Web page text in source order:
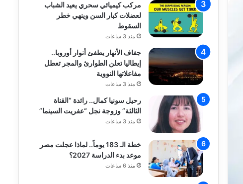
مركب كيميائي سحري يعيد الشباب
لعضلات كبار السن وينهي خطر
السقوط
منذ 3 ساعات
جفاف الأنهار يطفئ أنوار أوروبا..
إيطاليا تعلن الطوارئ والمجر تعطل
مفاعلاتها النووية
منذ 3 ساعات
رحيل سونيا كمال.. رائدة “القناة
الثالثة” وزوجة نجل “عفريت السينما”
منذ 3 ساعات
خطة الـ 183 يوماً.. لماذا عجلت مصر
موعد بدء الدراسة 2027؟
منذ 6 ساعات